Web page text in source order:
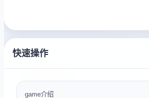
快速操作
game介绍